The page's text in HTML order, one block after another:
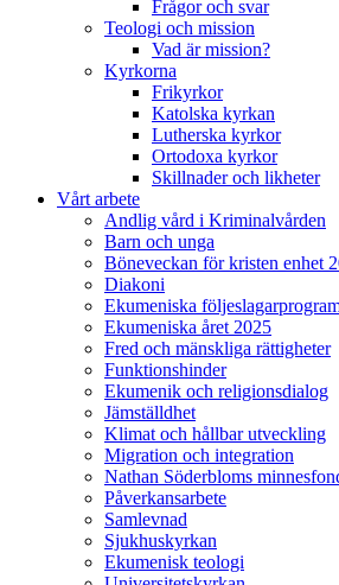
Frågor och svar
Teologi och mission
Vad är mission?
Kyrkorna
Frikyrkor
Katolska kyrkan
Lutherska kyrkor
Ortodoxa kyrkor
Skillnader och likheter
Vårt arbete
Andlig vård i Kriminalvården
Barn och unga
Böneveckan för kristen enhet
Diakoni
Ekumeniska
Ekumeniska året 2025
Fred och mänskliga rättigheter
Funktionshinder
Ekumenik och religionsdialog
Jämställdhet
Klimat och hållbar utveckling
Migration och integration
Nathan Söderbloms
Påverkansarbete
Samlevnad
Sjukhuskyrkan
Ekumenisk teologi